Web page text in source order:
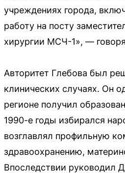
учреждениях города,
работу на посту
хирургии МСЧ-1», —
Авторитет Глебова был
клинических случаях. Он
регионе получил
1990-е годы избирался
возглавлял профильную
здравоохранению,
Впоследствии руководил